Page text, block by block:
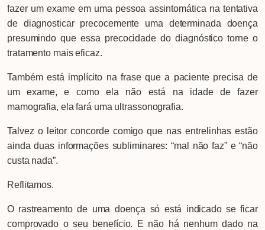
fazer um exame em uma pessoa assintomática na tentativa
de diagnosticar precocemente uma determinada doença
presumindo que essa precocidade do diagnóstico torne o
tratamento mais eficaz.
Também está implícito na frase que a paciente precisa de
um exame, e como ela não está na idade de fazer
mamografia, ela fará uma ultrassonografia.
Talvez o leitor concorde comigo que nas entrelinhas estão
ainda duas informações subliminares: “mal não faz” e “não
custa nada”.
Reflitamos.
O rastreamento de uma doença só está indicado se ficar
comprovado o seu benefício. E não há nenhum dado na